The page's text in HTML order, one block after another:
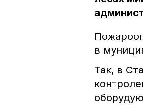
в
Так, в